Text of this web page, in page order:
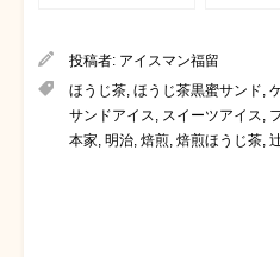
投稿者: アイスマン福留
ほうじ茶, ほうじ茶黒蜜サンド,
サンドアイス, スイーツアイス,
本家, 明治, 焙煎, 焙煎ほうじ茶,